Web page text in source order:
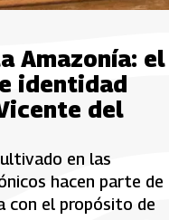
Amazonía: el
identidad
del
en las
hacen parte de
con el propósito de